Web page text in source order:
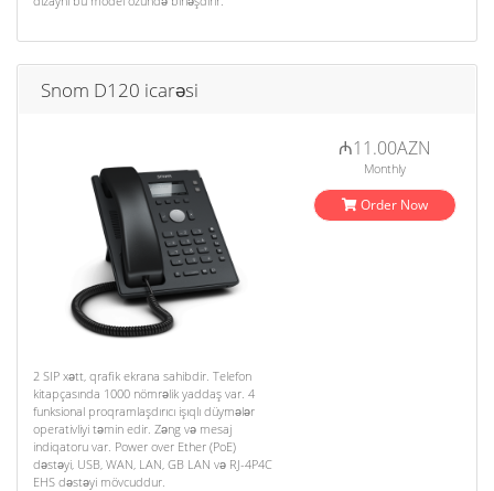
Snom D120 icarəsi
2 SIP xətt, qrafik ekrana sahibdir. Telefon
kitapçasında 1000 nömrəlik yaddaş var. 4
funksional proqramlaşdırıcı işıqlı düymələr
operativliyi təmin edir. Zəng və mesaj
indiqatoru var. Power over Ether (PoE)
dəstəyi, USB, WAN, LAN, GB LAN və RJ-4P4C
EHS dəstəyi mövcuddur.
₼11.00AZN
Monthly
Order Now